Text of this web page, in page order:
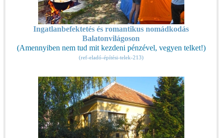
Ingatlanbefektetés és romantikus nomádkodás
Balatonvilágoson
(Amennyiben nem tud mit kezdeni pénzével, vegyen telket!)
(ref-eladó-építési-telek-213)